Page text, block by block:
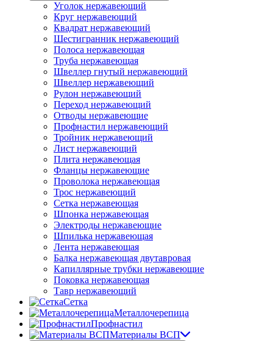
Уголок нержавеющий
Круг нержавеющий
Квадрат нержавеющий
Шестигранник нержавеющий
Полоса нержавеющая
Труба нержавеющая
Швеллер гнутый нержавеющий
Швеллер нержавеющий
Рулон нержавеющий
Переход нержавеющий
Отводы нержавеющие
Профнастил нержавеющий
Тройник нержавеющий
Лист нержавеющий
Плита нержавеющая
Фланцы нержавеющие
Проволока нержавеющая
Трос нержавеющий
Сетка нержавеющая
Шпонка нержавеющая
Электроды нержавеющие
Шпилька нержавеющая
Лента нержавеющая
Балка нержавеющая двутавровая
Капиллярные трубки нержавеющие
Поковка нержавеющая
Тавр нержавеющий
Сетка
Металлочерепица
Профнастил
Материалы ВСП